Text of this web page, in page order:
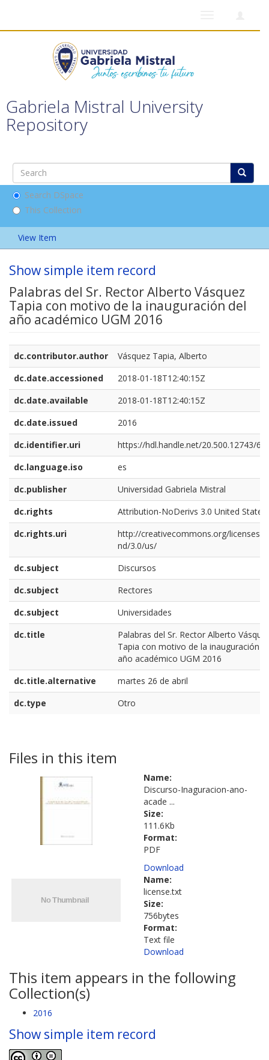
Gabriela Mistral University
Repository
Search DSpace
This Collection
View Item
Show simple item record
Palabras del Sr. Rector Alberto Vásquez
Tapia con motivo de la inauguración del
año académico UGM 2016
dc.contributor.author
Vásquez Tapia, Alberto
dc.date.accessioned
2018-01-18T12:40:15Z
dc.date.available
2018-01-18T12:40:15Z
dc.date.issued
2016
dc.identifier.uri
https://hdl.handle.net/20.500.12743/
dc.language.iso
es
dc.publisher
Universidad Gabriela Mistral
dc.rights
Attribution-NoDerivs 3.0 United States
dc.rights.uri
http://creativecommons.org/licenses/
nd/3.0/us/
dc.subject
Discursos
dc.subject
Rectores
dc.subject
Universidades
dc.title
Palabras del Sr. Rector Alberto
Tapia con motivo de la inauguración
año académico UGM 2016
dc.title.alternative
martes 26 de abril
dc.type
Otro
Files in this item
Name:
Discurso-Inaguracion-ano-
acade ...
Size:
111.6Kb
Format:
PDF
Download
Name:
license.txt
Size:
756bytes
Format:
Text file
Download
This item appears in the following
Collection(s)
2016
Show simple item record